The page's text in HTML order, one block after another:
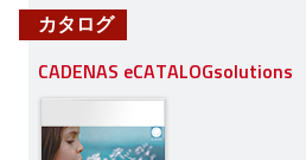
カタログ
CADENAS eCATALOGsolutions